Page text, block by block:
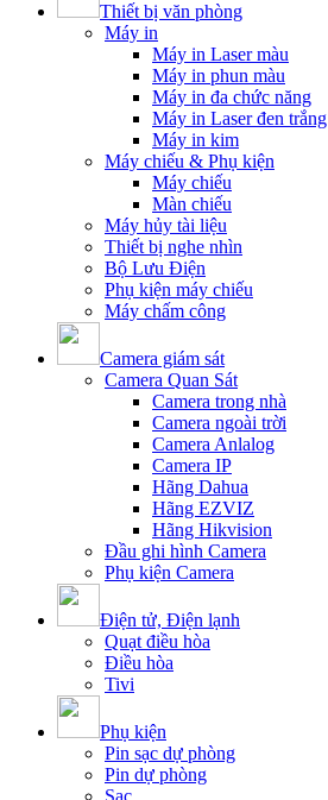
Thiết bị văn phòng
Máy in
Máy in Laser màu
Máy in phun màu
Máy in đa chức năng
Máy in Laser đen trắng
Máy in kim
Máy chiếu & Phụ kiện
Máy chiếu
Màn chiếu
Máy hủy tài liệu
Thiết bị nghe nhìn
Bộ Lưu Điện
Phụ kiện máy chiếu
Máy chấm công
Camera giám sát
Camera Quan Sát
Camera trong nhà
Camera ngoài trời
Camera Anlalog
Camera IP
Hãng Dahua
Hãng EZVIZ
Hãng Hikvision
Đầu ghi hình Camera
Phụ kiện Camera
Điện tử, Điện lạnh
Quạt điều hòa
Điều hòa
Tivi
Phụ kiện
Pin sạc dự phòng
Pin dự phòng